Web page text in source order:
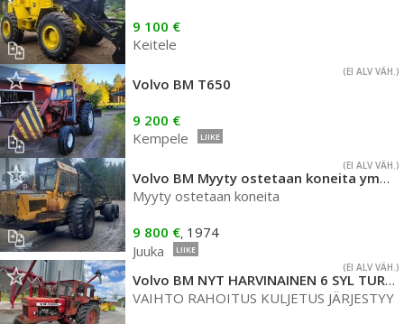
9 100 €
Keitele
(EI ALV VÄH.)
Volvo BM T650
9 200 €
Kempele
LIIKE
(EI ALV VÄH.)
Volvo BM Myyty ostetaan koneita yms
Myyty ostetaan koneita
9 800 €, 1974
Juuka
LIIKE
(EI ALV VÄH.)
Volvo BM NYT HARVINAINEN 6 SYL TURBO ALKUPERÄINEN
VAIHTO RAHOITUS KULJETUS JÄRJESTYY